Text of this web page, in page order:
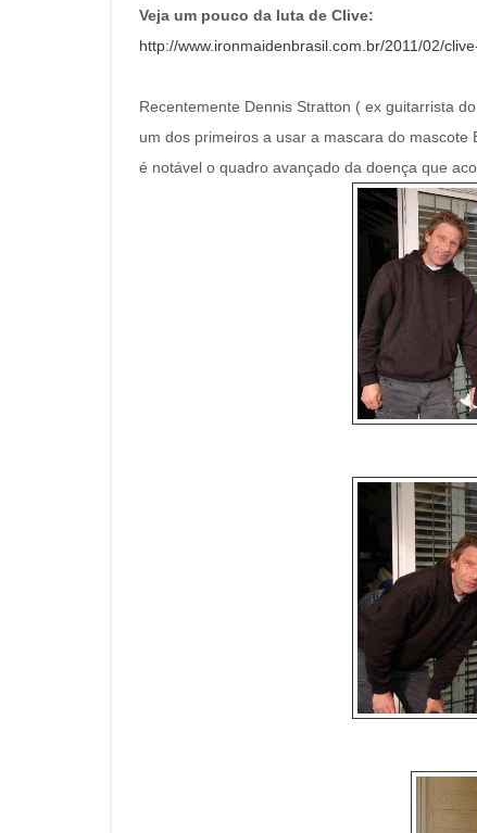
Veja um pouco da luta de Clive:
http://www.ironmaidenbrasil.com.br/2011/02/
Recentemente Dennis Stratton ( ex guitarrista
um dos primeiros a usar a mascara do mascote
é notável o quadro avançado da doença que